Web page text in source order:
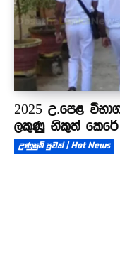
2025 උ.පෙළ
ලකුණු නිකුත් කෙරේ
උණුසුම් පුවත් | Hot News